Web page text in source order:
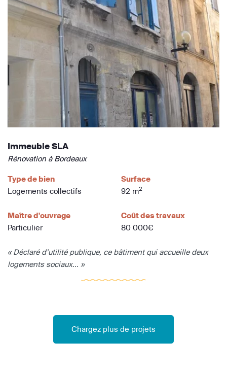
Immeuble SLA
Rénovation à Bordeaux
Type de bien
Logements collectifs
Surface
92 m2
Maître d'ouvrage
Particulier
Coût des travaux
80 000€
« Déclaré d’utilité publique, ce bâtiment qui accueille deux
logements sociaux... »
Chargez plus de projets